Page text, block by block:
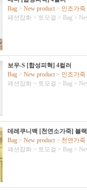
Bag > New product > 인조가죽
패션잡화 > 토모걸 > Bag >
보우-S [합성피혁] 4컬러
Bag > New product > 인조가죽
패션잡화 > 토모걸 > Bag >
데레쿠니백 [천연소가죽] 블
Bag > New product > 천연가죽
패션잡화 > 토모걸 > Bag >